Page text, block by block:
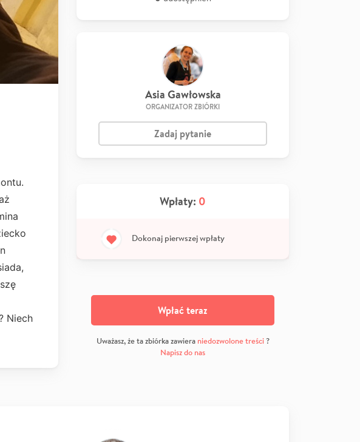
Niech
Asia Gawłowska
ORGANIZATOR ZBIÓRKI
Zadaj pytanie
Wpłaty: 0
Dokonaj pierwszej wpłaty
Wpłać teraz
Uważasz, że ta zbiórka zawiera niedozwolone treści?
Napisz do nas